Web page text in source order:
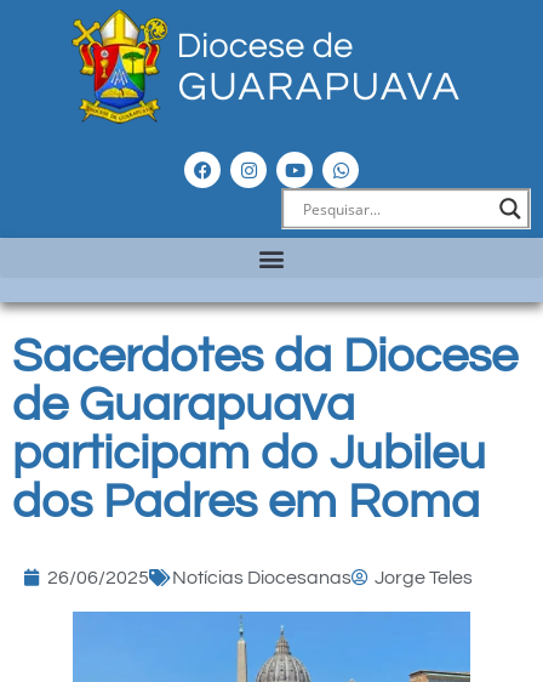
Sacerdotes da Diocese
de Guarapuava
participam do Jubileu
dos Padres em Roma
26/06/2025 Notícias Diocesanas Jorge Teles